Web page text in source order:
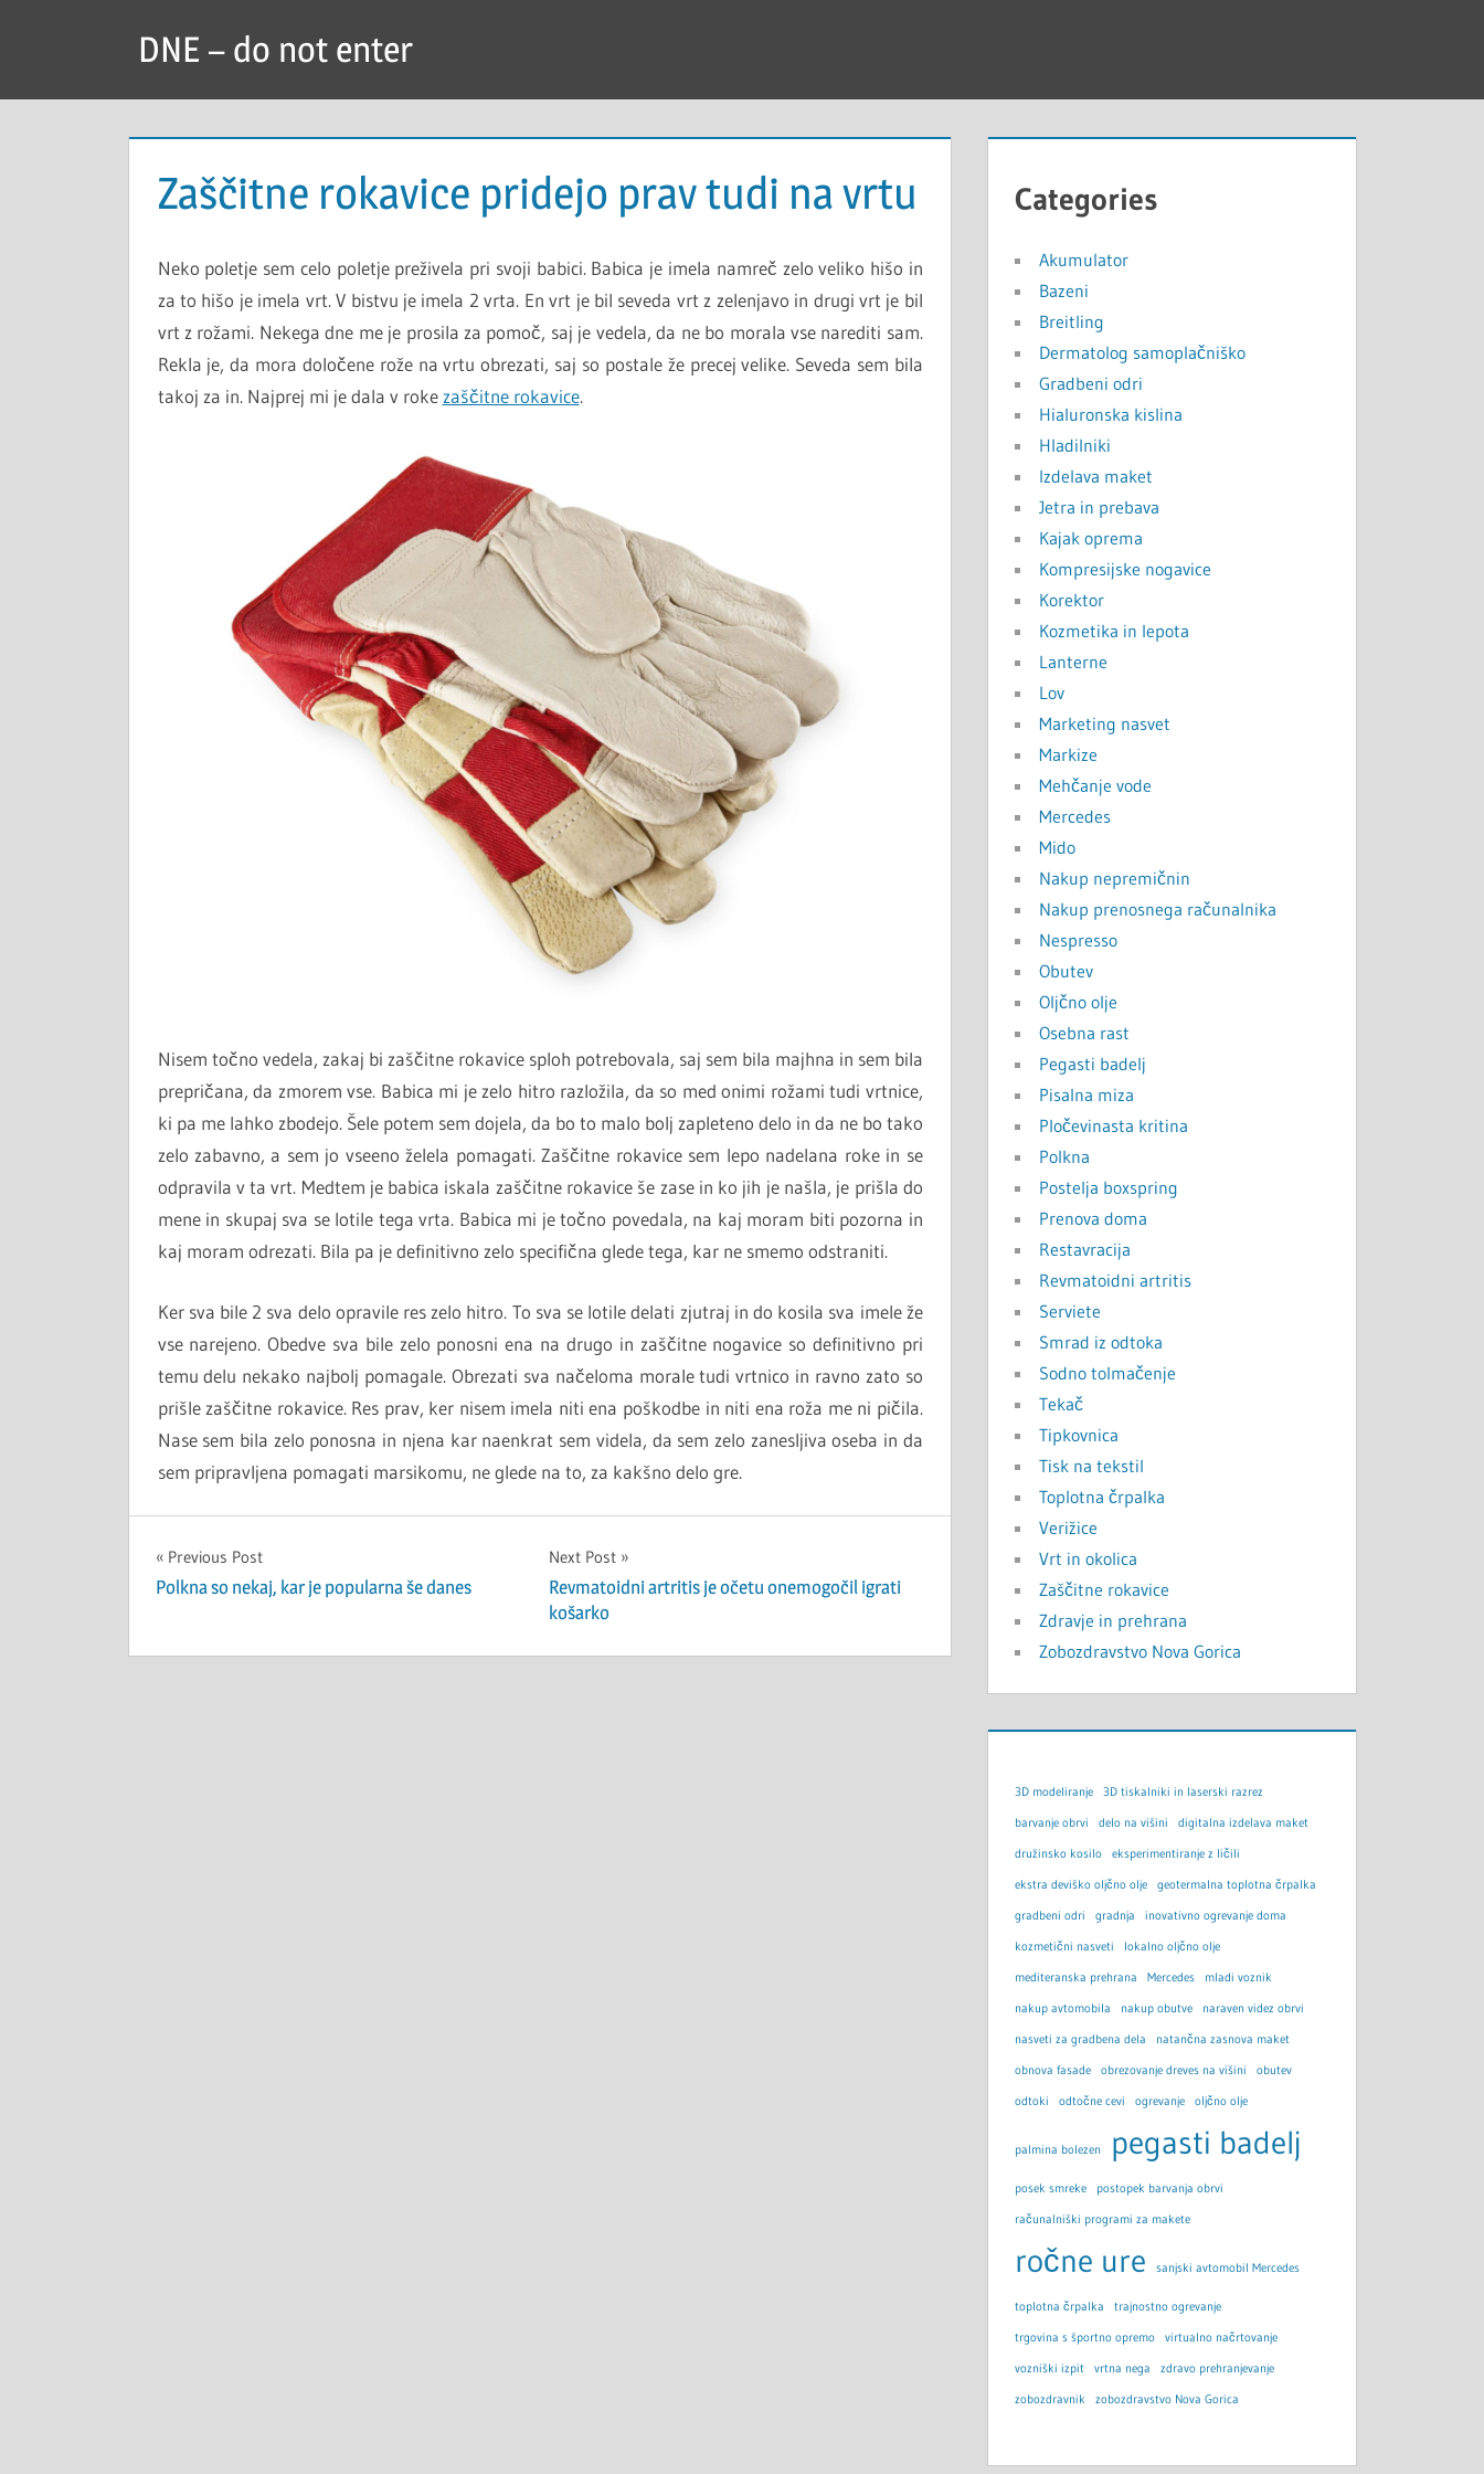
DNE – do not enter
Zaščitne rokavice pridejo prav tudi na vrtu
Neko poletje sem celo poletje preživela pri svoji babici. Babica je imela namreč zelo veliko hišo in
za to hišo je imela vrt. V bistvu je imela 2 vrta. En vrt je bil seveda vrt z zelenjavo in drugi vrt je bil
vrt z rožami. Nekega dne me je prosila za pomoč, saj je vedela, da ne bo morala vse narediti sam.
Rekla je, da mora določene rože na vrtu obrezati, saj so postale že precej velike. Seveda sem bila
takoj za in. Najprej mi je dala v rokezaščitne rokavice.
Nisem točno vedela, zakaj bi zaščitne rokavice sploh potrebovala, saj sem bila majhna in sem bila
prepričana, da zmorem vse. Babica mi je zelo hitro razložila, da so med onimi rožami tudi vrtnice,
ki pa me lahko zbodejo. Šele potem sem dojela, da bo to malo bolj zapleteno delo in da ne bo tako
zelo zabavno, a sem jo vseeno želela pomagati. Zaščitne rokavice sem lepo nadelana roke in se
odpravila v ta vrt. Medtem je babica iskala zaščitne rokavice še zase in ko jih je našla, je prišla do
mene in skupaj sva se lotile tega vrta. Babica mi je točno povedala, na kaj moram biti pozorna in
kaj moram odrezati. Bila pa je definitivno zelo specifična glede tega, kar ne smemo odstraniti.
Ker sva bile 2 sva delo opravile res zelo hitro. To sva se lotile delati zjutraj in do kosila sva imele že
vse narejeno. Obedve sva bile zelo ponosni ena na drugo in zaščitne nogavice so definitivno pri
temu delu nekako najbolj pomagale. Obrezati sva načeloma morale tudi vrtnico in ravno zato so
prišle zaščitne rokavice. Res prav, ker nisem imela niti ena poškodbe in niti ena roža me ni pičila.
Nase sem bila zelo ponosna in njena kar naenkrat sem videla, da sem zelo zanesljiva oseba in da
sem pripravljena pomagati marsikomu, ne glede na to, za kakšno delo gre.
Navigacija
prispevka
Previous Post
Polkna so nekaj, kar je popularna še danes
Next Post
Revmatoidni artritis je očetu onemogočil igrati
košarko
Categories
Akumulator
Bazeni
Breitling
Dermatolog samoplačniško
Gradbeni odri
Hialuronska kislina
Hladilniki
Izdelava maket
Jetra in prebava
Kajak oprema
Kompresijske nogavice
Korektor
Kozmetika in lepota
Lanterne
Lov
Marketing nasvet
Markize
Mehčanje vode
Mercedes
Mido
Nakup nepremičnin
Nakup prenosnega računalnika
Nespresso
Obutev
Oljčno olje
Osebna rast
Pegasti badelj
Pisalna miza
Pločevinasta kritina
Polkna
Postelja boxspring
Prenova doma
Restavracija
Revmatoidni artritis
Serviete
Smrad iz odtoka
Sodno tolmačenje
Tekač
Tipkovnica
Tisk na tekstil
Toplotna črpalka
Verižice
Vrt in okolica
Zaščitne rokavice
Zdravje in prehrana
Zobozdravstvo Nova Gorica
3D modeliranje 3D tiskalniki in laserski razrez
barvanje obrvi delo na višini digitalna izdelava maket
družinsko kosilo eksperimentiranje z ličili
ekstra deviško oljčno olje geotermalna toplotna črpalka
gradbeni odri gradnja inovativno ogrevanje doma
kozmetični nasveti lokalno oljčno olje
mediteranska prehrana Mercedes mladi voznik
nakup avtomobila nakup obutve naraven videz obrvi
nasveti za gradbena dela natančna zasnova maket
obnova fasade obrezovanje dreves na višini obutev
odtoki odtočne cevi ogrevanje oljčno olje
palmina bolezen pegasti badelj
posek smreke postopek barvanja obrvi
računalniški programi za makete
ročne ure sanjski avtomobil Mercedes
toplotna črpalka trajnostno ogrevanje
trgovina s športno opremo virtualno načrtovanje
vozniški izpit vrtna nega zdravo prehranjevanje
zobozdravnik zobozdravstvo Nova Gorica